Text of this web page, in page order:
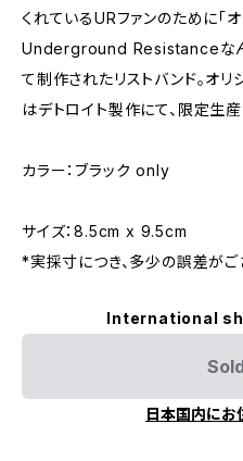
くれているURファンのために「
Underground Resistanceなん
て制作されたリストバンド。オ
はデトロイト製作にて、限定生
カラー：ブラック only
サイズ：8.5cm x 9.5cm
*実採寸につき、多少の誤差がご
International
日本国内にお